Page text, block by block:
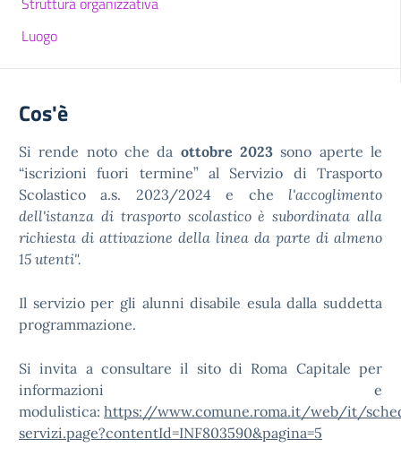
Luogo
Cos'è
Si rende noto che da ottobre 2023 sono aperte le
“iscrizioni fuori termine” al Servizio di Trasporto
Scolastico a.s. 2023/2024 e che l'accoglimento
dell'istanza di trasporto scolastico è subordinata alla
richiesta di attivazione della linea da parte di almeno
15 utenti".
Il servizio per gli alunni disabile esula dalla suddetta
programmazione.
Si invita a consultare il sito di Roma Capitale per
informazioni e
modulistica: https://www.comune.roma.it/web/it/
servizi.page?contentId=INF803590&pagina=5